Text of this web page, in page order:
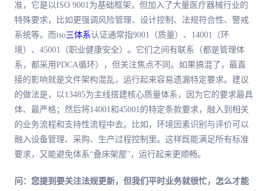
准，它是以ISO 9001为基础框架，但加入了大量医疗器械行业的
特殊要求，比如更强调风险管理、设计控制、法规符合性、警戒
系统等。而iso三体系认证通常指9001（质量）、14001（环
境）、45001（职业健康安全）。它们之间有联系（都是管理体
系，都采用PDCA循环），但关注焦点不同。如果搞混了，最直
接的影响就是文件架构混乱，运行起来容易遗漏特定要求。建议
的做法是，以13485为主线搭建核心质量体系，因为它的要求最具
体、最严格；然后将14001和45001的特定条款要求，融入到相关
的业务流程和支持性流程中去。比如，环境因素识别与评价可以
融入设备管理、采购、生产过程控制里。这样既能满足所有标准
要求，又能避免体系“叠床架屋”，运行起来更顺畅。
问：您提到要关注法规更新，但我们平时业务就很忙，怎么才能